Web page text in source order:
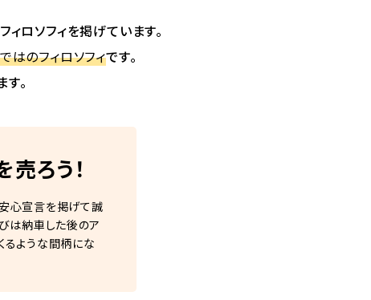
ロソフィを掲げています。
はのフィロソフィです。
。
ろう！
心宣言を掲げて誠
は納車した後のア
るような間柄にな